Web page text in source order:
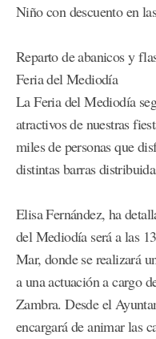
Niño con descuento en
Reparto de abanicos y
Feria del Mediodía
La Feria del Mediodía
atractivos de nuestras
miles de personas que
distintas barras
Elisa Fernández, ha
del Mediodía será a las
Mar, donde se realizará
a una actuación a cargo
Zambra. Desde el
encargará de animar las